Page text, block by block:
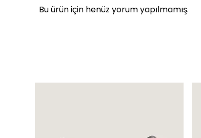
Bu ürün için henüz yorum yapılmamış.